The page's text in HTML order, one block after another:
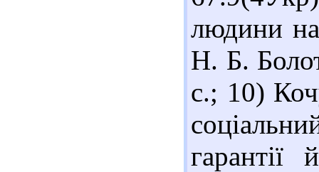
людини на
Н. Б.
с.; 10)
гарантії